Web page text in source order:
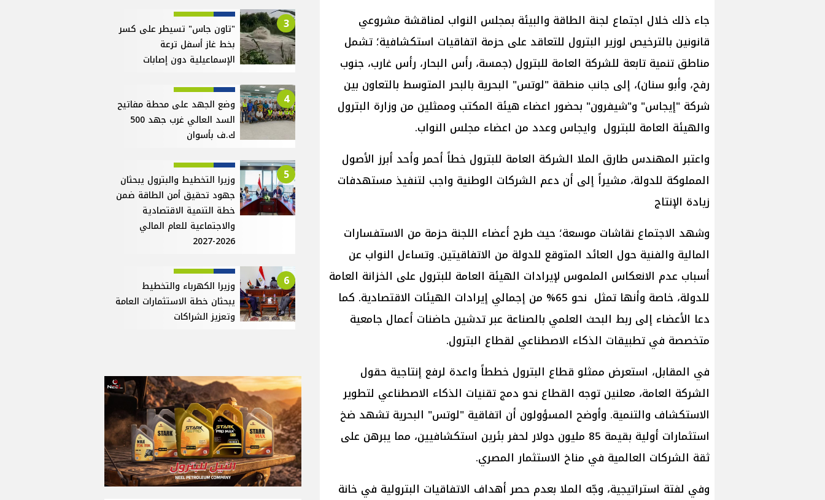
جاء ذلك خلال اجتماع لجنة الطاقة والبيئة بمجلس النواب لمناقشة مشروعي
قانونين بالترخيص لوزير البترول للتعاقد على حزمة اتفاقيات استكشافية؛ تشمل
مناطق تنمية تابعة للشركة العامة للبترول (جمسة، رأس البحار، رأس غارب، جنوب
رفح، وأبو سنان)، إلى جانب منطقة "لوتس" البحرية بالبحر المتوسط بالتعاون بين
شركة "إيجاس" و"شيفرون" بحضور اعضاء هيئة المكتب وممثلين من وزارة البترول
والهيئة العامة للبترول وايجاس وعدد من اعضاء مجلس النواب.
واعتبر المهندس طارق الملا الشركة العامة للبترول خطاً أحمر وأحد أبرز الأصول
المملوكة للدولة، مشيراً إلى أن دعم الشركات الوطنية واجب لتنفيذ مستهدفات
زيادة الإنتاج
وشهد الاجتماع نقاشات موسعة؛ حيث طرح أعضاء اللجنة حزمة من الاستفسارات
المالية والفنية حول العائد المتوقع للدولة من الاتفاقيتين. وتساءل النواب عن
أسباب عدم الانعكاس الملموس لإيرادات الهيئة العامة للبترول على الخزانة العامة
للدولة، خاصة وأنها تمثل نحو 65% من إجمالي إيرادات الهيئات الاقتصادية. كما
دعا الأعضاء إلى ربط البحث العلمي بالصناعة عبر تدشين حاضنات أعمال جامعية
متخصصة في تطبيقات الذكاء الاصطناعي لقطاع البترول.
في المقابل، استعرض ممثلو قطاع البترول خططاً واعدة لرفع إنتاجية حقول
الشركة العامة، معلنين توجه القطاع نحو دمج تقنيات الذكاء الاصطناعي لتطوير
الاستكشاف والتنمية. وأوضح المسؤولون أن اتفاقية "لوتس" البحرية تشهد ضخ
استثمارات أولية بقيمة 85 مليون دولار لحفر بئرين استكشافيين، مما يبرهن على
ثقة الشركات العالمية في مناخ الاستثمار المصري.
وفي لفتة استراتيجية، وجّه الملا بعدم حصر أهداف الاتفاقيات البترولية في خانة
3
"تاون جاس" تسيطر على كسر
بخط غاز أسفل ترعة
الإسماعيلية دون إصابات
4
وضع الجهد على محطة مفاتيح
السد العالي غرب جهد 500
ك.ف بأسوان
5
وزيرا التخطيط والبترول يبحثان
جهود تحقيق أمن الطاقة ضمن
خطة التنمية الاقتصادية
والاجتماعية للعام المالي
2026-2027
6
وزيرا الكهرباء والتخطيط
يبحثان خطة الاستثمارات العامة
وتعزيز الشراكات